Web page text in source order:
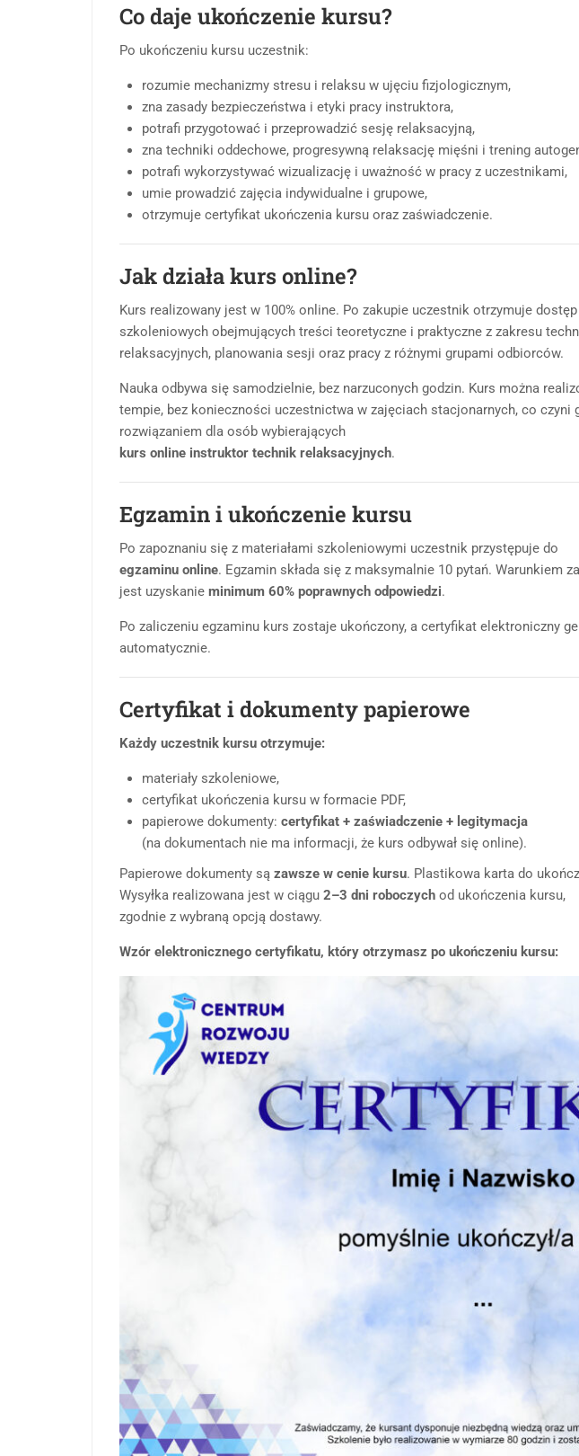
Co daje ukończenie kursu?
Po ukończeniu kursu uczestnik:
rozumie mechanizmy stresu i relaksu w ujęciu fizjologicznym,
zna zasady bezpieczeństwa i etyki pracy instruktora,
potrafi przygotować i przeprowadzić sesję relaksacyjną,
zna techniki oddechowe, progresywną relaksację mięśni i trening
potrafi wykorzystywać wizualizację i uważność w pracy z uczestnikami,
umie prowadzić zajęcia indywidualne i grupowe,
otrzymuje certyfikat ukończenia kursu oraz zaświadczenie.
Jak działa kurs online?
Kurs realizowany jest w 100% online. Po zakupie uczestnik otrzymuje
szkoleniowych obejmujących treści teoretyczne i praktyczne z zakresu
relaksacyjnych, planowania sesji oraz pracy z różnymi grupami odbiorców.
Nauka odbywa się samodzielnie, bez narzuconych godzin. Kurs można
tempie, bez konieczności uczestnictwa w zajęciach stacjonarnych, co czyni
rozwiązaniem dla osób wybierających
kurs online instruktor technik relaksacyjnych.
Egzamin i ukończenie kursu
Po zapoznaniu się z materiałami szkoleniowymi uczestnik przystępuje do
egzaminu online. Egzamin składa się z maksymalnie 10 pytań. Warunkiem
jest uzyskanie minimum 60% poprawnych odpowiedzi.
Po zaliczeniu egzaminu kurs zostaje ukończony, a certyfikat elektroniczny
automatycznie.
Certyfikat i dokumenty papierowe
Każdy uczestnik kursu otrzymuje:
materiały szkoleniowe,
certyfikat ukończenia kursu w formacie PDF,
papierowe dokumenty: certyfikat + zaświadczenie + legitymacja
(na dokumentach nie ma informacji, że kurs odbywał się online).
Papierowe dokumenty są zawsze w cenie kursu. Plastikowa karta do
Wysyłka realizowana jest w ciągu 2–3 dni roboczych od ukończenia kursu,
zgodnie z wybraną opcją dostawy.
Wzór elektronicznego certyfikatu, który otrzymasz po ukończeniu kursu: